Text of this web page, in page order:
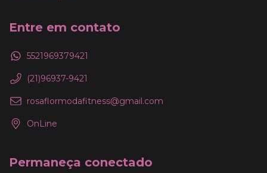
Entre em contato
5521969379421
(21)96937-9421
rosaflormodafitness@gmail.com
OnLine
Permaneça conectado